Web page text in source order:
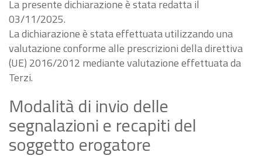
La presente dichiarazione è stata redatta il
03/11/2025.
La dichiarazione è stata effettuata utilizzando una
valutazione conforme alle prescrizioni della direttiva
(UE) 2016/2012 mediante valutazione effettuata da
Terzi.
Modalità di invio delle
segnalazioni e recapiti del
soggetto erogatore